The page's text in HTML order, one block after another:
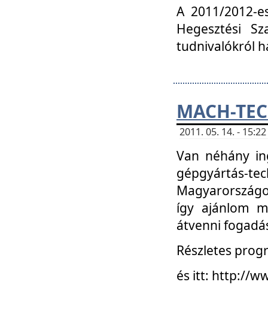
A 2011/2012-
Hegesztési
tudnivalókról
MACH-
2011. 05. 14. -
Van néhány
gépgyártás-
így ajánlom
átvenni
Részletes
és itt: http://